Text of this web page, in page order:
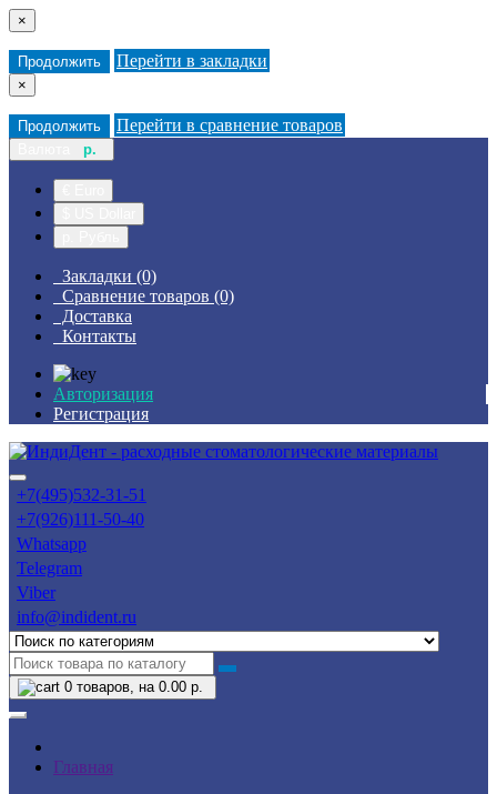
×
Продолжить Перейти в закладки
×
Продолжить Перейти в сравнение товаров
р.
Закладки (0)
Сравнение товаров (0)
Доставка
Контакты
Авторизация
Регистрация
+7(495)532-31-51
+7(926)111-50-40
Whatsapp
Telegram
Viber
info@indident.ru
0 товаров, на 0.00 р.
Главная